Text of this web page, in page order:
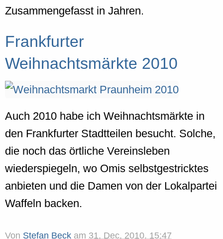
Zusammengefasst in Jahren.
Frankfurter
Weihnachtsmärkte 2010
Auch 2010 habe ich Weihnachtsmärkte in
den Frankfurter Stadtteilen besucht. Solche,
die noch das örtliche Vereinsleben
wiederspiegeln, wo Omis selbstgestricktes
anbieten und die Damen von der Lokalpartei
Waffeln backen.
Von Stefan Beck am 31. Dec. 2010, 15:47